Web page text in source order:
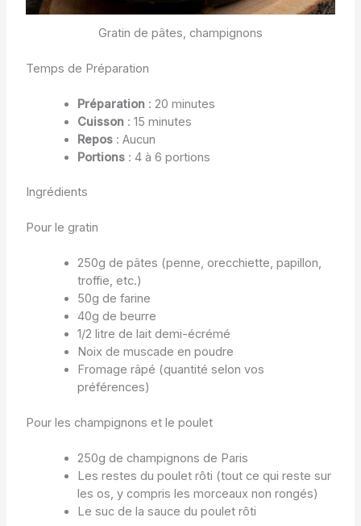
Gratin de pâtes, champignons
Temps de Préparation
Préparation: 20 minutes
Cuisson: 15 minutes
Repos: Aucun
Portions: 4 à 6 portions
Ingrédients
Pour le gratin
250g de pâtes (penne, orecchiette, papillon,
troffie, etc.)
50g de farine
40g de beurre
1/2 litre de lait demi-écrémé
Noix de muscade en poudre
Fromage râpé (quantité selon vos
préférences)
Pour les champignons et le poulet
250g de champignons de Paris
Les restes du poulet rôti (tout ce qui reste sur
les os, y compris les morceaux non rongés)
Le suc de la sauce du poulet rôti